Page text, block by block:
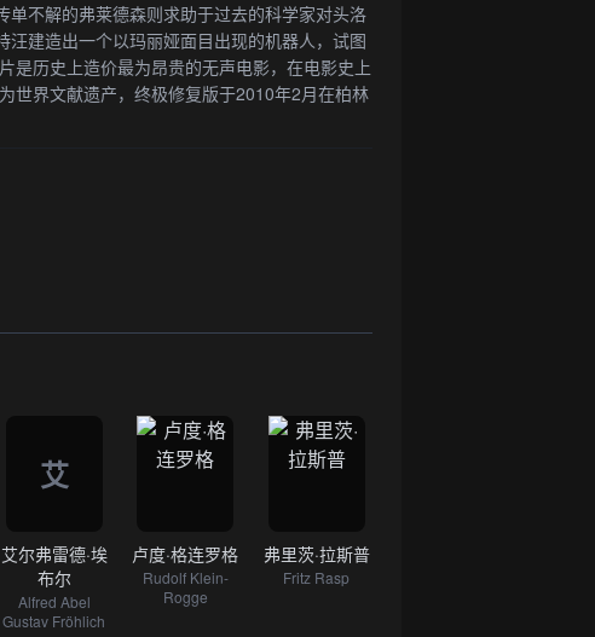
不解的弗莱德森则求助于过去的科学家对头洛
建造出一个以玛丽娅面目出现的机器人，试图
历史上造价最为昂贵的无声电影，在电影史上
世界文献遗产，终极修复版于2010年2月在柏林
艾
艾尔弗雷德·埃
布尔
Alfred Abel
Gustav Fröhlich
卢度·格连罗格
Rudolf Klein-
Rogge
弗里茨·拉斯普
Fritz Rasp